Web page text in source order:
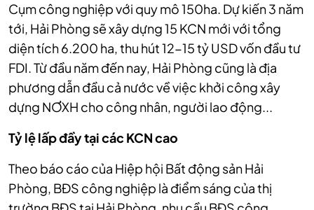
Cụm công nghiệp với quy mô 150ha. Dự kiến 3 năm
tới, Hải Phòng sẽ xây dựng 15 KCN mới với tổng
diện tích 6.200 ha, thu hút 12-15 tỷ USD vốn đầu tư
FDI. Từ đầu năm đến nay, Hải Phòng cũng là địa
phương dẫn đầu cả nước về việc khởi công xây
dựng NƠXH cho công nhân, người lao động...
Tỷ lệ lấp đầy tại các KCN cao
Theo báo cáo của Hiệp hội Bất động sản Hải
Phòng, BĐS công nghiệp là điểm sáng của thị